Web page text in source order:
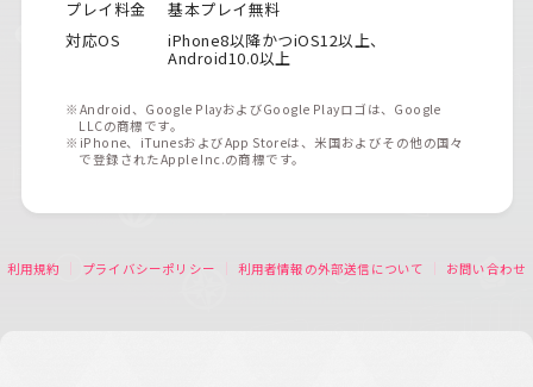
プレイ料金
基本プレイ無料
対応OS
iPhone8以降かつiOS12以上、
Android10.0以上
※Android、Google PlayおよびGoogle Playロゴは、Google
LLCの商標です。
※iPhone、iTunesおよびApp Storeは、米国およびその他の国々
で登録されたApple Inc.の商標です。
利用規約 プライバシーポリシー 利用者情報の外部送信について お問い合わせ